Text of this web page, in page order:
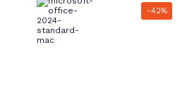
-42%